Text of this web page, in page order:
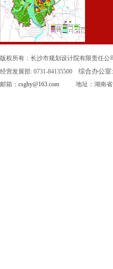
版权所有：长沙市规划设计院有限责任公
经营发展部: 0731-84135500 综合办公室:
邮箱： csghy@163.com 地址：湖南省长